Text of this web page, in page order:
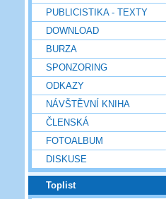
PUBLICISTIKA - TEXTY
DOWNLOAD
BURZA
SPONZORING
ODKAZY
NÁVŠTĚVNÍ KNIHA
ČLENSKÁ
FOTOALBUM
DISKUSE
Toplist